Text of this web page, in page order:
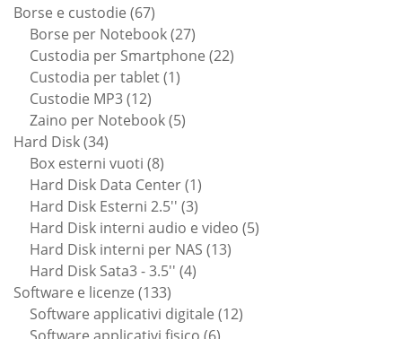
Borse e custodie 6767
prodotti
Borse per Notebook 2727
prodotti
Custodia per Smartphone 2222
Custodia per tablet 11
Custodie MP3 1212
prodotti
Zaino per Notebook 55
Hard Disk 3434
prodotti
Box esterni vuoti 88
prodotti
Hard Disk Data Center 11
prodotto
Hard Disk Esterni 2.5'' 33
prodotti
Hard Disk interni audio e video 55
Hard Disk interni per NAS 1313
Hard Disk Sata3 - 3.5'' 44
Software e licenze 133133
prodotti
Software applicativi digitale 1212
6